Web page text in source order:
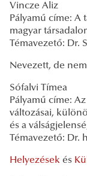
Vincze Aliz
Pályamű címe:
magyar
Témavezető: Dr.
Nevezett, de
Sófalvi Tímea
Pályamű címe:
változásai,
és a
Témavezető: Dr.
Helyezések és